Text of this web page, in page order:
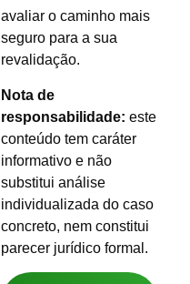
avaliar o caminho mais
seguro para a sua
revalidação.
Nota de
responsabilidade: este
conteúdo tem caráter
informativo e não
substitui análise
individualizada do caso
concreto, nem constitui
parecer jurídico formal.